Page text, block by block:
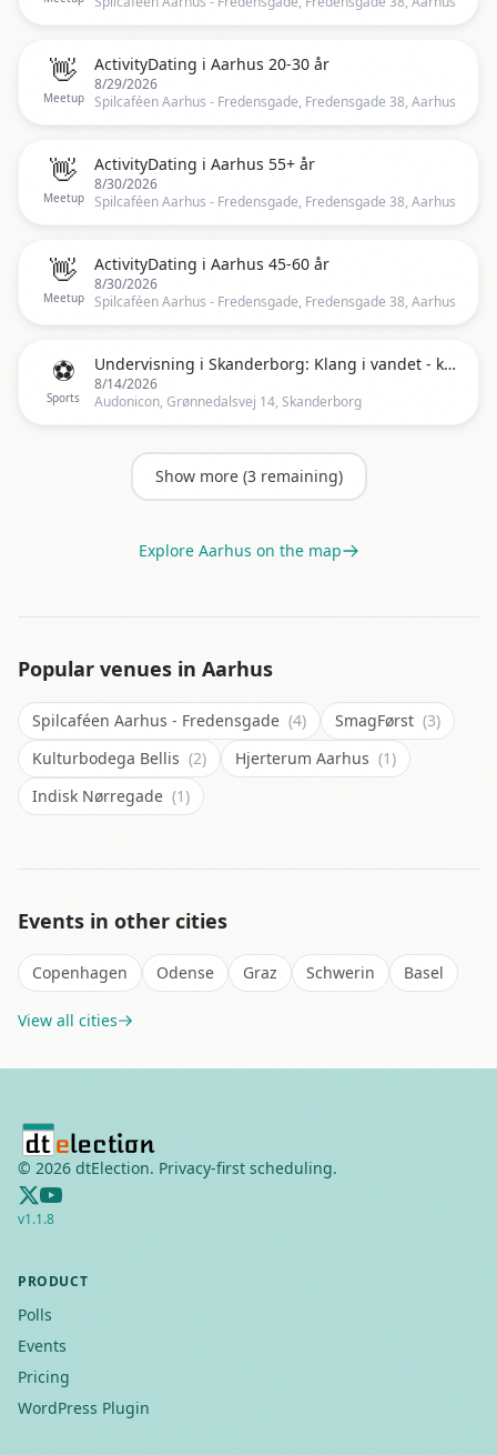
👋
Meetup
ActivityDating i Aarhus 20-30 år
8/29/2026
Spilcaféen Aarhus - Fredensgade, Fredensgade 38, Aarhus
👋
Meetup
ActivityDating i Aarhus 55+ år
8/30/2026
Spilcaféen Aarhus - Fredensgade, Fredensgade 38, Aarhus
👋
Meetup
ActivityDating i Aarhus 45-60 år
8/30/2026
Spilcaféen Aarhus - Fredensgade, Fredensgade 38, Aarhus
⚽
Sports
Undervisning i Skanderborg: Klang i vandet - kursus modul 1 med Anne Viese d. 14. august kl. 19:00
8/14/2026
Audonicon, Grønnedalsvej 14, Skanderborg
Show more (3remaining)
Explore Aarhus on the map
Popular venues in Aarhus
Spilcaféen Aarhus - Fredensgade (4) SmagFørst (3)
Kulturbodega Bellis (2) Hjerterum Aarhus (1)
Indisk Nørregade (1)
Events in other cities
Copenhagen Odense Graz Schwerin Basel
View all cities
© 2026 dtElection. Privacy-first scheduling.
v1.1.8
PRODUCT
Polls
Events
Pricing
WordPress Plugin